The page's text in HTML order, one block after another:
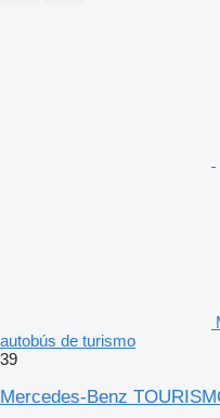
autobús de turismo
39
Mercedes-Benz